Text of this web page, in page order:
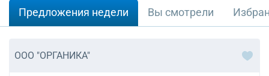
Предложения недели Вы смотрели
ООО "ОРГАНИКА"